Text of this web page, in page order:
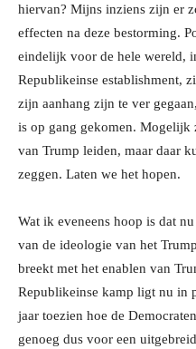
hiervan? Mijns inziens zijn er
effecten na deze bestorming.
eindelijk voor de hele wereld,
Republikeinse establishment,
zijn aanhang zijn te ver
is op gang gekomen. Mogelijk
van Trump leiden, maar daar
zeggen. Laten we het hopen.
Wat ik eveneens hoop is dat
van de ideologie van het
breekt met het enablen van
Republikeinse kamp ligt nu in
jaar toezien hoe de
genoeg dus voor een